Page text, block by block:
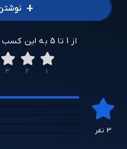
+
از 1 تا 5 به این کسب و کار امتیاز دهید
1
2
3
3 نفر